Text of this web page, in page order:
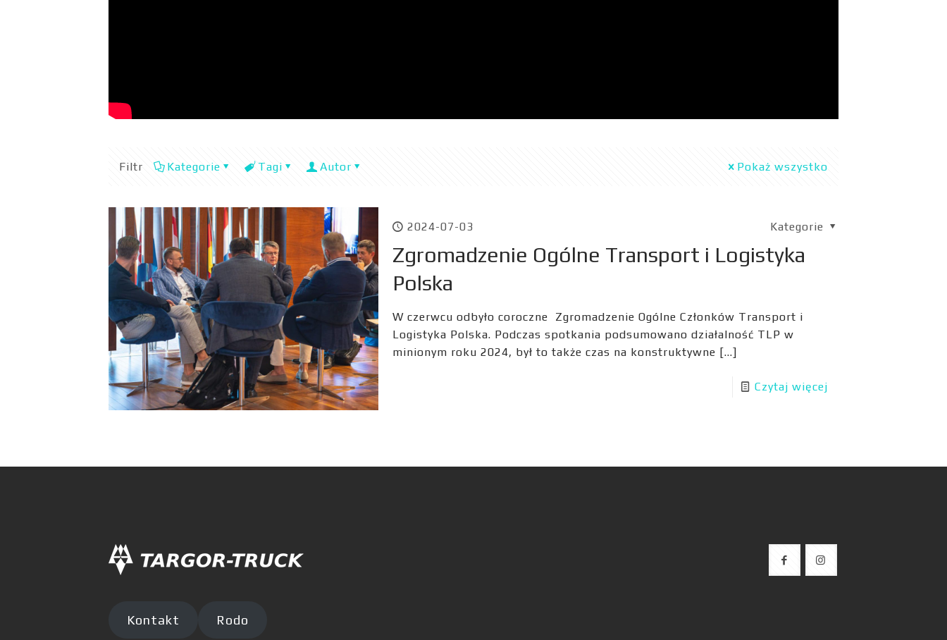
Filtr Kategorie Tagi Autor Pokaż wszystko
2024-07-03 Kategorie
Zgromadzenie Ogólne Transport i Logistyka
Polska
W czerwcu odbyło coroczne Zgromadzenie Ogólne Członków Transport i
Logistyka Polska. Podczas spotkania podsumowano działalność TLP w
minionym roku 2024, był to także czas na konstruktywne […]
Czytaj więcej
Kontakt Rodo